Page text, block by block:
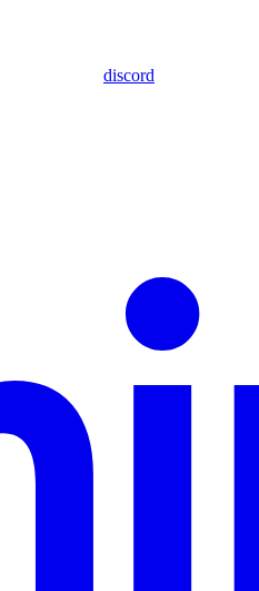
discord